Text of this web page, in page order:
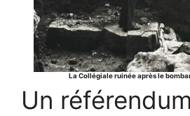
La Collégiale ruinée après le
Un référendum